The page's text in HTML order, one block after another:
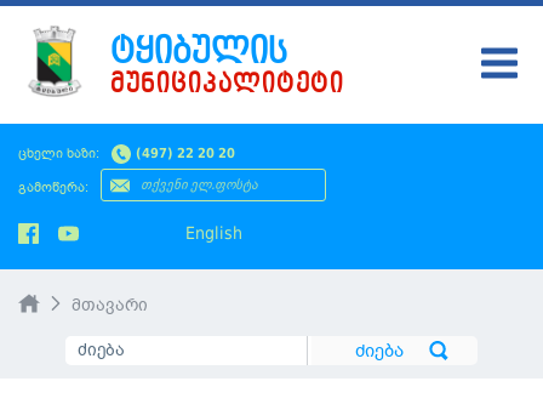
ცხელი ხაზი: (497) 22 20 20
გამოწერა:
English
ᲢᲧᲘᲑᲣᲚᲘᲡ
ᲛᲣᲜᲘᲪᲘᲞᲐᲚᲘᲢᲔᲢᲘ
ᲢᲧᲘᲑᲣᲚᲘ
ᲡᲐᲙᲠᲔᲑᲣᲚᲝ
ᲛᲝᲥᲐᲚᲐᲥᲔᲡ
მთავარი